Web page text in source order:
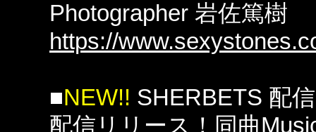
Photographer 岩佐篤樹
https://
■NEW!! SHERBETS 配
配信リリース！同曲